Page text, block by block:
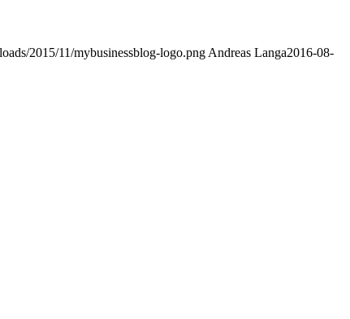
2015/11/mybusinessblog-logo.png Andreas Langa2016-08-